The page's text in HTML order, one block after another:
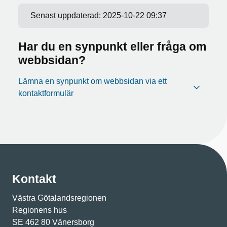
Senast uppdaterad: 2025-10-22 09:37
Har du en synpunkt eller fråga om
webbsidan?
Lämna en synpunkt om webbsidan via ett
kontaktformulär
Kontakt
Västra Götalandsregionen
Regionens hus
SE 462 80 Vänersborg